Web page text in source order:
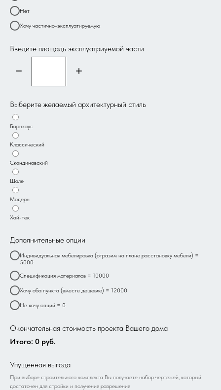
Нет
Хочу частично-эксплуатируемую
Введите площадь эксплуатриуемой части
Выберите желаемый архитектурный стиль
Барнхаус
Классический
Скандинавский
Шале
Модерн
Хай-тек
Дополнительные опции
Индивидуальная мебелировка (отразим на плане расстановку мебели) =
5000
Спецификация материалов = 10000
Хочу оба пункта (вместе дешевле) = 12000
Не хочу опций = 0
Окончательная стоимость проекта Вашего дома
Итого: 0 руб.
Упущенная выгода
При выборе строительного комплекта Вы получаете набор чертежей, который
достаточен для стройки и получения разрешения